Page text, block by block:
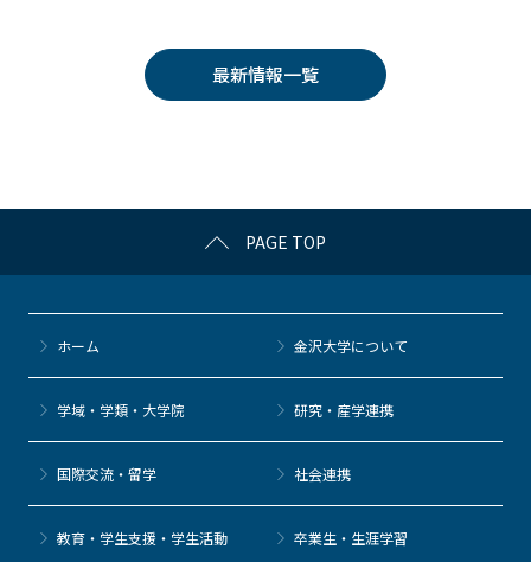
k
erk
et
n
a
最新情報一覧
PAGE TOP
ホーム 金沢大学について
学域・学類・大学院 研究・産学連携
国際交流・留学 社会連携
教育・学生支援・学生活動 卒業生・生涯学習